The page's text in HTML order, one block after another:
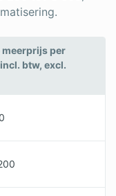
meerprijs per
btw, excl.